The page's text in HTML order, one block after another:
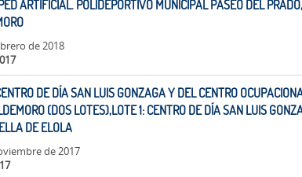
ARTIFICIAL. POLIDEPORTIVO MUNICIPAL PASEO DEL
de 2018
DE DÍA SAN LUIS GONZAGA Y DEL CENTRO
(DOS LOTES),LOTE 1: CENTRO DE DÍA SAN LUIS
DE ELOLA
de 2017